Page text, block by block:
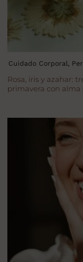
Rosa, iris y azahar:
primavera con alma
Cuidado Corporal